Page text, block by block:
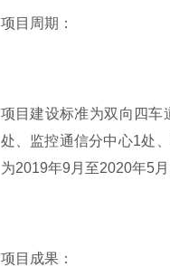
项目周期：
项目建设标准为双向四车
处、监控通信分中心1处
为2019年9月至2020年5
项目成果：